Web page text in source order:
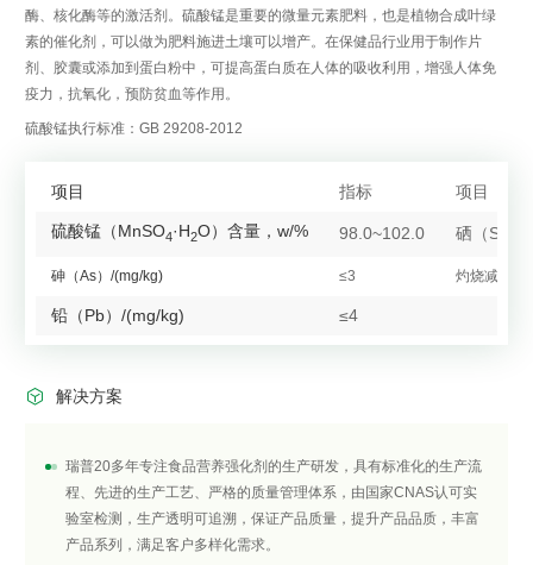
酶、核化酶等的激活剂。硫酸锰是重要的微量元素肥料，也是植物合成叶绿
素的催化剂，可以做为肥料施进土壤可以增产。在保健品行业用于制作片
剂、胶囊或添加到蛋白粉中，可提高蛋白质在人体的吸收利用，增强人体免
疫力，抗氧化，预防贫血等作用。
硫酸锰执行标准：GB 29208-2012
项目 指标 项目
硫酸锰（MnSO4·H2O）含量，w/% 98.0~102.0 硒（Se）
砷（As）/(mg/kg) ≤3 灼烧减量，
铅（Pb）/(mg/kg) ≤4
 解决方案
瑞普20多年专注食品营养强化剂的生产研发，具有标准化的生产流
程、先进的生产工艺、严格的质量管理体系，由国家CNAS认可实
验室检测，生产透明可追溯，保证产品质量，提升产品品质，丰富
产品系列，满足客户多样化需求。